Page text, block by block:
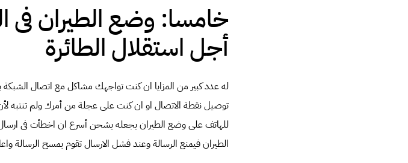
خامسا: وضع الطيران
أجل استقلال الطائرة
له عدد كبير من المزايا ان كنت تواجهك مشاكل مع اتصال الشبكة
توصيل نقطة الاتصال او ان كنت على عجلة من أمرك ولم
للهاتف على وضع الطيران يجعله يشحن أسرع ان اخطأت فى
الطيران فيمنع الرسالة وعند فشل الارسال تقوم بمسح الرسالة